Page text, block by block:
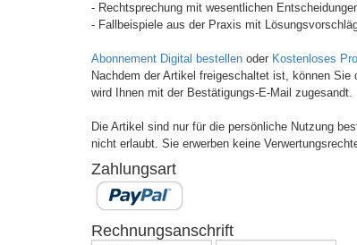
- Rechtsprechung mit wesentlichen
- Fallbeispiele aus der Praxis mit
Abonnement Digital bestellen oder Kostenloses
Nachdem der Artikel freigeschaltet ist, können
wird Ihnen mit der Bestätigungs-E-Mail zugesandt.
Die Artikel sind nur für die persönliche Nutzung
nicht erlaubt. Sie erwerben keine
Zahlungsart
Rechnungsanschrift